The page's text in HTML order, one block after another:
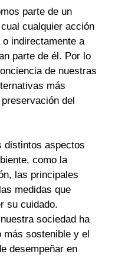
parte de un
cualquier acción
indirectamente a
parte de él. Por lo
de nuestras
más
del
distintos aspectos
como la
las principales
medidas que
su cuidado.
sociedad ha
más sostenible y el
desempeñar en